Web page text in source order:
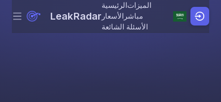
Skip to content
Menu LeakRadar
الرئيسيةالميزات
الأسعار مباشر
الأسئلة الشائعة